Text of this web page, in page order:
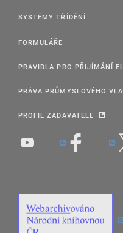
SYSTÉMY TŘÍDĚNÍ
FORMULÁŘE
PRAVIDLA PRO PŘIJÍMÁNÍ
PRÁVA PRŮMYSLOVÉHO
PROFIL ZADAVATELE